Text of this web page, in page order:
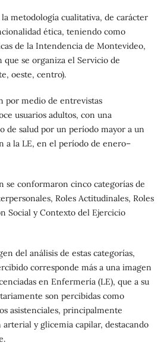
metodología cualitativa, de carácter
ética, teniendo como
de la Intendencia de Montevideo,
se organiza el Servicio de
oeste, centro).
por medio de entrevistas
usuarios adultos, con una
de salud por un período mayor a un
a la LE, en el período de enero–
se conformaron cinco categorías de
Roles Actitudinales, Roles
Social y Contexto del Ejercicio
del análisis de estas categorías,
corresponde más a una imagen
en Enfermería (LE), que a su
son percibidas como
asistenciales, principalmente
y glicemia capilar, destacando